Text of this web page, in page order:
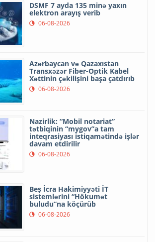
DSMF 7 ayda 135 minə yaxın
elektron arayış verib
06-08-2026
Azərbaycan və Qazaxıstan
Transxəzər Fiber-Optik Kabel
Xəttinin çəkilişini başa çatdırıb
06-08-2026
Nazirlik: “Mobil notariat”
tətbiqinin “mygov”a tam
inteqrasiyası istiqamətində işlər
davam etdirilir
06-08-2026
Beş İcra Hakimiyyəti İT
sistemlərini “Hökumət
buludu”na köçürüb
06-08-2026